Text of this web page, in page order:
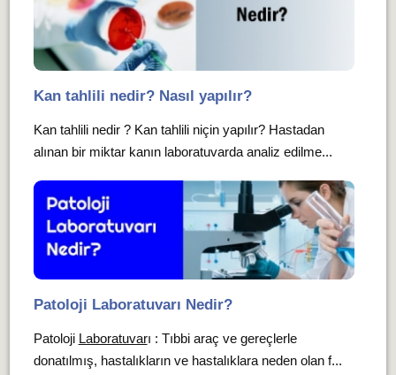
Kan tahlili nedir? Nasıl yapılır?
Kan tahlili nedir ? Kan tahlili niçin yapılır? Hastadan
alınan bir miktar kanın laboratuvarda analiz edilme...
Patoloji Laboratuvarı Nedir?
Patoloji Laboratuvarı : Tıbbi araç ve gereçlerle
donatılmış, hastalıkların ve hastalıklara neden olan f...